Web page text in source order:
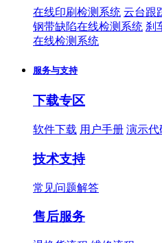
在线印刷检测系统 云台跟
钢带缺陷在线检测系统 刹
在线检测系统
服务与支持
下载专区
软件下载 用户手册 演示代
技术支持
常见问题解答
售后服务